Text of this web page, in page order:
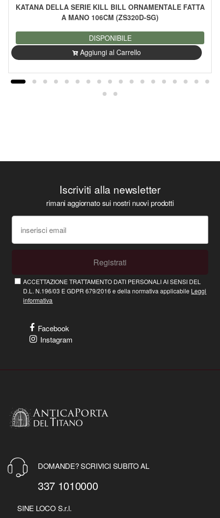
KATANA DELLA SERIE KILL BILL ORNAMENTALE FATTA
A MANO 106CM (ZS320D-SG)
DISPONIBILE
Aggiungi al Carrello
Iscriviti alla newsletter
rimani aggiornato sui nostri nuovi prodotti
Registrati
ACCETTAZIONE TRATTAMENTO DATI PERSONALI AI SENSI DEL
D.L. N.196/03 E GDPR 679/2016 e della normativa applicabile Leggi
informativa
Facebook
Instagram
DOMANDE? SCRIVICI SUBITO AL
337 1010000
SINE LOCO S.r.l.